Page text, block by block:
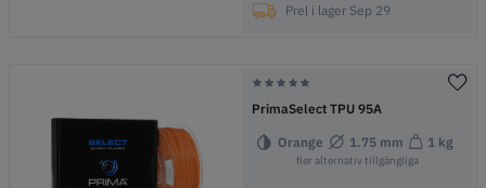
Prel i lager Sep 29
PrimaSelect TPU 95A
Orange 1.75 mm 1 kg
fler alternativ tillgängliga